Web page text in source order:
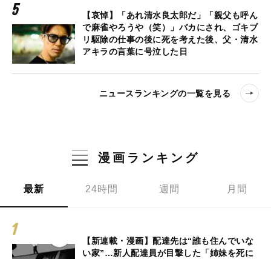
【哀悼】「あれ清水良太郎だ」「親父も呼ん
で麻雀やろうや（笑）」バカにされ、ゴキブ
リ駆除の仕事の後に死を考えた後、父・清水
アキラの言葉に号泣した日
ニュースランキングの一覧を見る
漫画ランキング
最新 24時間 週間 月間
【新連載・漫画】配達先は“誰も住んでいな
い家”…新人配達員が目撃した「姉妹を死に